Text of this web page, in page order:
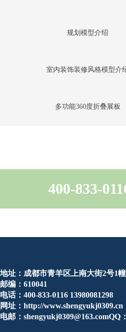
规划模型介绍
室内装饰装修风格模型介
多功能360度折叠展板
400-833-
地址：成都市青羊区上南大街2号1
邮编：610041
电话：400-833-0116 13980081298
网址：http://www.shengyukj0309.cn
电邮：shengyukj0309@163.comQQ